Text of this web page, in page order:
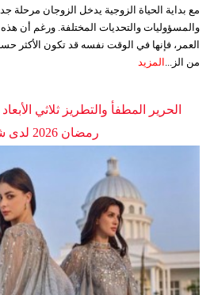
مع بداية الحياة الزوجية يدخل الزوجان مرحلة
والمسؤوليات والتحديات المختلفة. ورغم أن
العمر، فإنها في الوقت نفسه قد تكون الأكثر
من الز...
المزيد
الحرير المطفأ والتطريز ثلاثي
رمضان 2026 لدى شالكي